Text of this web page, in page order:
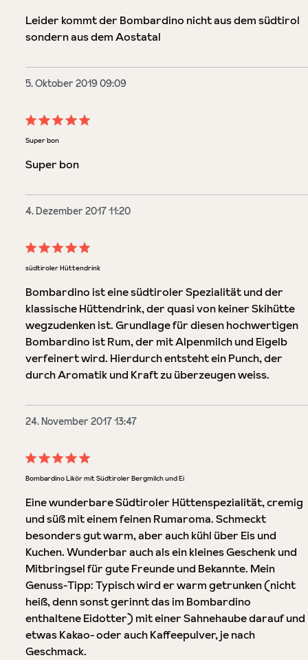
Leider kommt der Bombardino nicht aus dem südtirol
sondern aus dem Aostatal
5. Oktober 2019 09:09
Bewertung mit 5 von 5 Sternen
Super bon
Super bon
4. Dezember 2017 11:20
Bewertung mit 5 von 5 Sternen
südtiroler Hüttendrink
Bombardino ist eine südtiroler Spezialität und der
klassische Hüttendrink, der quasi von keiner Skihütte
wegzudenken ist. Grundlage für diesen hochwertigen
Bombardino ist Rum, der mit Alpenmilch und Eigelb
verfeinert wird. Hierdurch entsteht ein Punch, der
durch Aromatik und Kraft zu überzeugen weiss.
24. November 2017 13:47
Bewertung mit 5 von 5 Sternen
Bombardino Likör mit Südtiroler Bergmilch und Ei
Eine wunderbare Südtiroler Hüttenspezialität, cremig
und süß mit einem feinen Rumaroma. Schmeckt
besonders gut warm, aber auch kühl über Eis und
Kuchen. Wunderbar auch als ein kleines Geschenk und
Mitbringsel für gute Freunde und Bekannte. Mein
Genuss-Tipp: Typisch wird er warm getrunken (nicht
heiß, denn sonst gerinnt das im Bombardino
enthaltene Eidotter) mit einer Sahnehaube darauf und
etwas Kakao- oder auch Kaffeepulver, je nach
Geschmack.